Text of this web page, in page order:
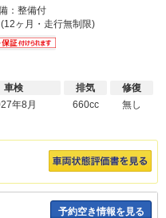
：整備付
ヶ月・走行無制限)
車検
年8月
排気
660cc
修復
無し
予約空き情報を見る